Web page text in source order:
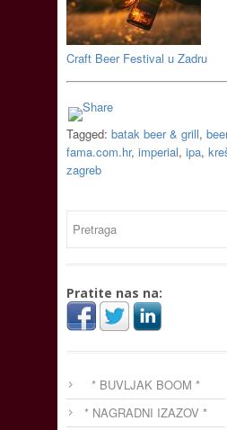
Craft Beer Festival u Zadru
Tagged: batak beer & grill, beer
fama.com.hr, imperial, ipa,
zagreb
Pratite nas na:
* BUVLJAK BOOM *
* NAGRADNI IZAZOV *